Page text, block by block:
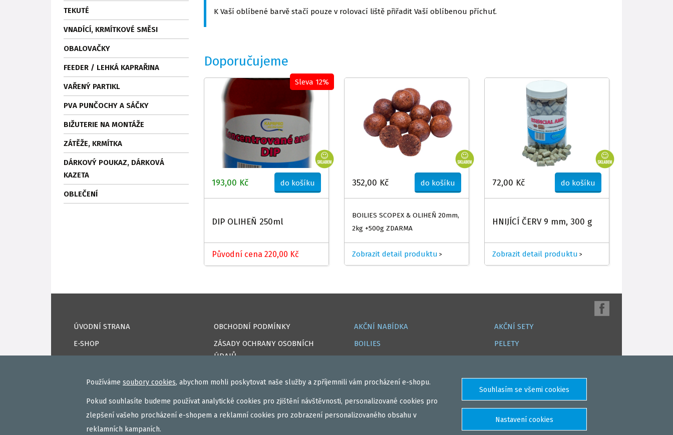
TEKUTÉ
VNADÍCÍ, KRMÍTKOVÉ SMĚSI
OBALOVAČKY
FEEDER / LEHKÁ KAPRAŘINA
VAŘENÝ PARTIKL
PVA PUNČOCHY A SÁČKY
BIŽUTERIE NA MONTÁŽE
ZÁTĚŽE, KRMÍTKA
DÁRKOVÝ POUKAZ, DÁRKOVÁ
KAZETA
OBLEČENÍ
K Vaší oblíbené barvě stačí pouze v rolovací liště přiřadit Vaší oblíbenou příchuť.
Doporučujeme
193,00 Kč do košíku
DIP OLIHEŇ 250ml
Původní cena 220,00 Kč
Sleva 12%
352,00 Kč do košíku
BOILIES SCOPEX & OLIHEŇ 20mm,
2kg +500g ZDARMA
Zobrazit detail produktu >
72,00 Kč do košíku
HNIJÍCÍ ČERV 9 mm, 300 g
Zobrazit detail produktu >
ÚVODNÍ STRANA
E-SHOP
NAPSALI O NÁS
VAŠE ÚSPĚCHY
OBCHODNÍ PODMÍNKY
ZÁSADY OCHRANY OSOBNÍCH
ÚDAJŮ
PŘIHLÁSIT
AKČNÍ NABÍDKA
BOILIES
TEKUTÉ
VAŘENÝ PARTIKL
AKČNÍ SETY
PELETY
VNADÍCÍ, KRMÍTKOVÉ SMĚSI
FEEDER / LEHKÁ KAPRAŘINA
ZÁTĚŽE, KRMÍTKA
Používáme soubory cookies, abychom mohli poskytovat naše služby a zpříjemnili vám procházení e-shopu.
Pokud souhlasíte budeme používat analytické cookies pro zjištění návštěvnosti, personalizované cookies pro
zlepšení vašeho procházení e-shopem a reklamní cookies pro zobrazení personalizovaného obsahu v
reklamních kampaních.